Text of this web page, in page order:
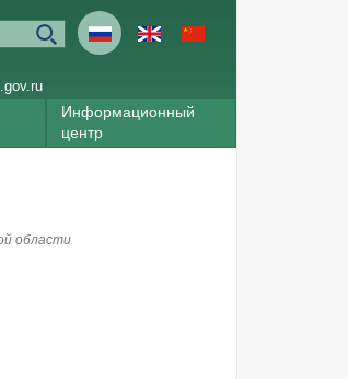
Информационный
центр
области